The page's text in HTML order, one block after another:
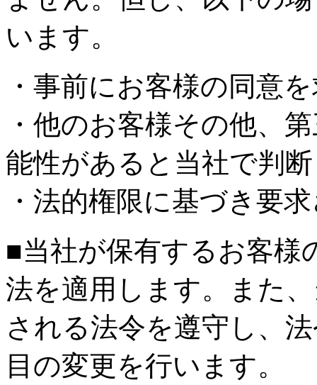
います。
・事前にお客様の同意
・他のお客様その他、
能性があると当社で判
・法的権限に基づき要
■当社が保有するお客様
法を適用します。また
される法令を遵守し、
目の変更を行います。